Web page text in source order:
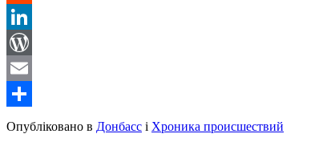
Reddit
LinkedIn
WordPress
Email
Share
Опубліковано в Донбасс і Хроника происшествий